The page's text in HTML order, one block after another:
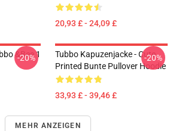
20,93 £ - 24,09 £
&Bee 1
-20%
Tubbo Kapuzenjacke - Cute
Printed Bunte Pullover Hoodie
33,93 £ - 39,46 £
-20%
MEHR ANZEIGEN